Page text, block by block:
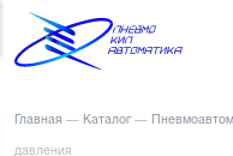
Главная — Каталог —
давления